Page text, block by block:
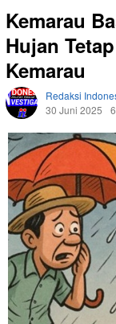
Kemarau
Hujan
Kemarau
Redaksi
30 Juni 2025